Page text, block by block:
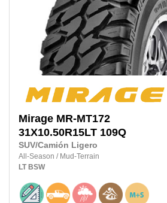
Mirage MR-MT172
31X10.50R15LT 109Q
SUV/Camión Ligero
All-Season / Mud-Terrain
LT BSW